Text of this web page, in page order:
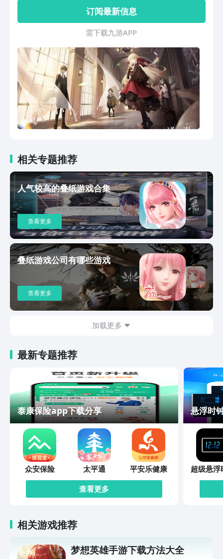
级。感兴趣的玩家快来下载试玩吧。
订阅最新信息
需 下 载 九 游 A P P
相关专题推荐
人气较高的叠纸游戏合集
查看更多
叠纸游戏公司有哪些游戏
查看更多
加载更多
最新专题推荐
泰康保险app下载分享
众安保险 太平通
平安乐健康
查看更多
悬浮时
超级悬浮
相关游戏推荐
梦想英雄手游下载方法大全